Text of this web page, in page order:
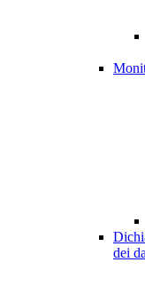
dei